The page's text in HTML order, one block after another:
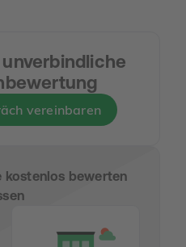
vereinbaren
kostenlos bewerten